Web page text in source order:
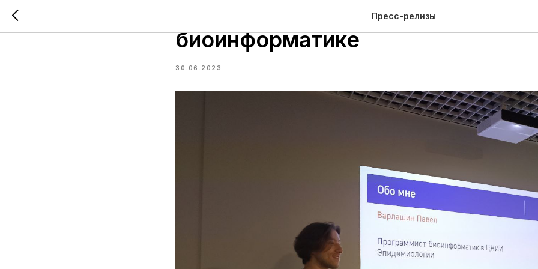
Пресс-релизы
Приглашенный спикер
биоинформатике
30.06.2023